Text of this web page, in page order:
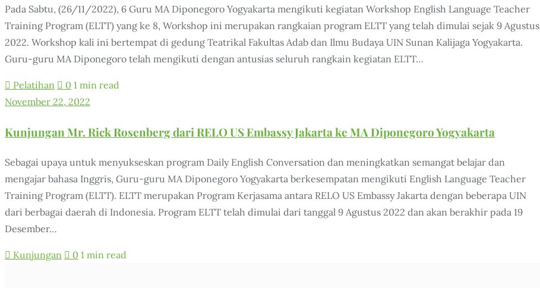
Pada Sabtu, (26/11/2022), 6 Guru MA Diponegoro Yogyakarta mengikuti kegiatan Workshop English Language Teacher
Training Program (ELTT) yang ke 8, Workshop ini merupakan rangkaian program ELTT yang telah dimulai sejak 9 Agustus
2022. Workshop kali ini bertempat di gedung Teatrikal Fakultas Adab dan Ilmu Budaya UIN Sunan Kalijaga Yogyakarta.
Guru-guru MA Diponegoro telah mengikuti dengan antusias seluruh rangkain kegiatan ELTT…
Pelatihan 0 1 min read
November 22, 2022
Kunjungan Mr. Rick Rosenberg dari RELO US Embassy Jakarta ke MA Diponegoro Yogyakarta
Sebagai upaya untuk menyukseskan program Daily English Conversation dan meningkatkan semangat belajar dan
mengajar bahasa Inggris, Guru-guru MA Diponegoro Yogyakarta berkesempatan mengikuti English Language Teacher
Training Program (ELTT). ELTT merupakan Program Kerjasama antara RELO US Embassy Jakarta dengan beberapa UIN
dari berbagai daerah di Indonesia. Program ELTT telah dimulai dari tanggal 9 Agustus 2022 dan akan berakhir pada 19
Desember…
Kunjungan 0 1 min read